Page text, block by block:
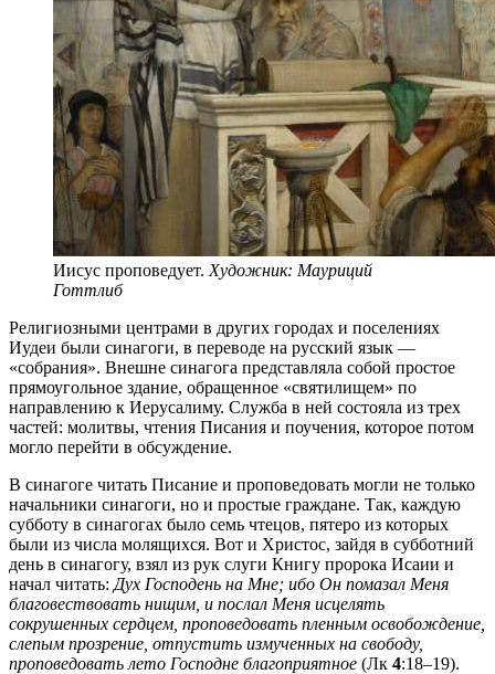
Иисус проповедует. Художник: Мауриций
Готтлиб
Религиозными центрами в других городах и поселениях
Иудеи были синагоги, в переводе на русский язык —
«собрания». Внешне синагога представляла собой простое
прямоугольное здание, обращенное «святилищем» по
направлению к Иерусалиму. Служба в ней состояла из трех
частей: молитвы, чтения Писания и поучения, которое потом
могло перейти в обсуждение.
В синагоге читать Писание и проповедовать могли не только
начальники синагоги, но и простые граждане. Так, каждую
субботу в синагогах было семь чтецов, пятеро из которых
были из числа молящихся. Вот и Христос, зайдя в субботний
день в синагогу, взял из рук слуги Книгу пророка Исаии и
начал читать: Дух Господень на Мне; ибо Он помазал Меня
благовествовать нищим, и послал Меня исцелять
сокрушенных сердцем, проповедовать пленным освобождение,
слепым прозрение, отпустить измученных на свободу,
проповедовать лето Господне благоприятное (Лк 4:18–19).